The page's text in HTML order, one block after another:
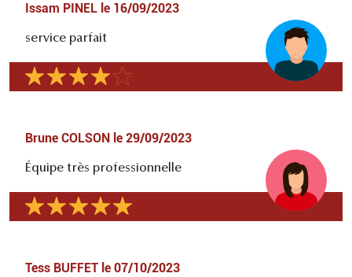
Issam PINEL le 16/09/2023
service parfait
Brune COLSON le 29/09/2023
Équipe très professionnelle
Tess BUFFET le 07/10/2023